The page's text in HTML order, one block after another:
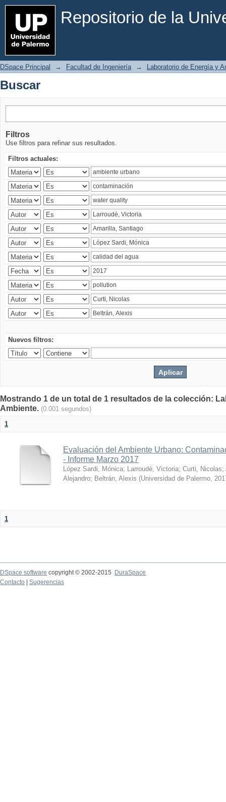
Repositorio de la
Buscar
DSpace Principal → Facultad de Ingeniería → Laboratorio de Energía y
Buscar
Filtros
Use filtros para refinar sus resultados.
Filtros actuales:
Nuevos filtros:
Mostrando 1 de un total de 1 resultados de la colección:
Ambiente. (0.001 segundos)
1
Evaluación del Ambiente Urbano:
- Informe Marzo 2017
López Sardi, Mónica; Larroudé, Victoria; Curti, Nicolas;
Alejandro; Beltrán, Alexis (Universidad de Palermo,
1
DSpace software copyright © 2002-2015
DuraSpace
Contacto
Sugerencias